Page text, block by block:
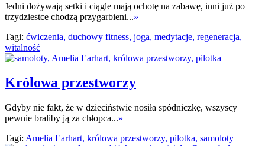
Jedni dożywają setki i ciągle mają ochotę na zabawę, inni już po
trzydziestce chodzą przygarbieni...»
Tagi: ćwiczenia, duchowy fitness, joga, medytacje, regeneracja,
witalność
Królowa przestworzy
Gdyby nie fakt, że w dzieciństwie nosiła spódniczkę, wszyscy
pewnie braliby ją za chłopca...»
Tagi: Amelia Earhart, królowa przestworzy, pilotka, samoloty